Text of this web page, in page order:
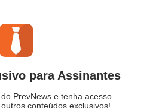
para Assinantes
PrevNews e tenha acesso
conteúdos exclusivos!